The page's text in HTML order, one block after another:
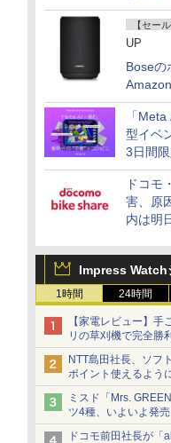
【セー
UP
Boseの
「
型イベ
3日間
ドコモ
害、原
内は明
Impress Watch
1時間 24時間
【家電レビュー】手
リの草刈機で完全
NTT島田社長、ソフ
ポイント使えるよう
ミスド「Mrs.
ツ4種、いよいよ発売
ドコモ前田社長が「